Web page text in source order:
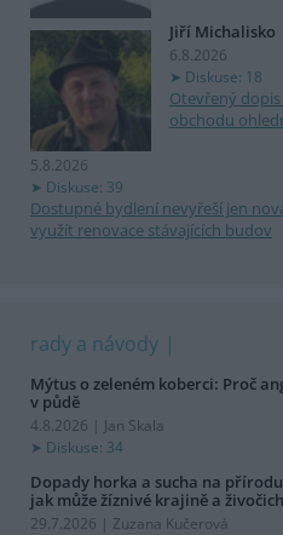
Jiří Michalisko
6.8.2026
Diskuse: 18
Otevřený
obchodu
5.8.2026
Diskuse: 39
Dostupné bydlení nevyřeší jen
využít renovace stávajících budov
rady a návody
Mýtus o zeleném koberci: Proč
v půdě
4.8.2026 | Jan Skala
Diskuse: 34
Dopady horka a sucha na
jak může žíznivé krajině a
29.7.2026 | Zuzana Kučerová